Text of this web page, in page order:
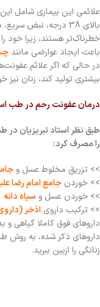
علائمی این بیماری شامل
بالای 38 درجه،
خطرناک‌تر هستند، زیرا خود
باعث ایجاد عوارضی مانند
در حالی که اگر علائم
بیشتری تولید کند، زنان
درمان عفونت رحم در طب
طبق نظر استاد تبریزیان در
را مصرف کرد:
>> تزریق مخلوط عسل و
>> خوردن جامع امام رضا
>> خوردن عسل و سیاه دانه
>> ترکیب داروی اذخر
داروهای فوق کاملا گیاهی و
داروهای ذکر شده، به روش
زنانگی را ازبین ببرید.